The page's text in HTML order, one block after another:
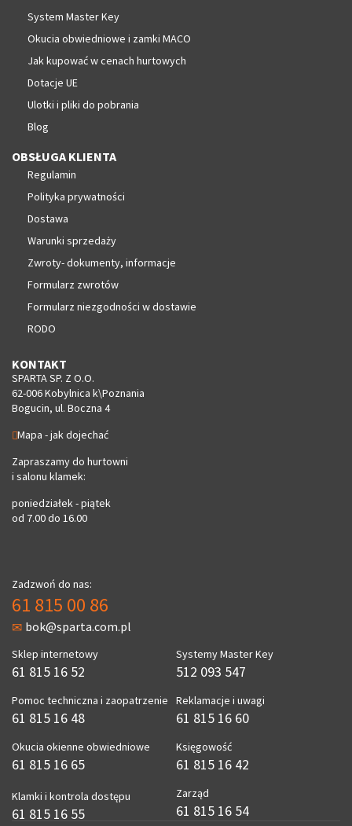
System Master Key
Okucia obwiedniowe i zamki MACO
Jak kupować w cenach hurtowych
Dotacje UE
Ulotki i pliki do pobrania
Blog
OBSŁUGA KLIENTA
Regulamin
Polityka prywatności
Dostawa
Warunki sprzedaży
Zwroty- dokumenty, informacje
Formularz zwrotów
Formularz niezgodności w dostawie
RODO
KONTAKT
SPARTA SP. Z O.O.
62-006 Kobylnica k\Poznania
Bogucin, ul. Boczna 4
Mapa - jak dojechać
Zapraszamy do hurtowni
i salonu klamek:
poniedziałek - piątek
od 7.00 do 16.00
Zadzwoń do nas:
61 815 00 86
bok@sparta.com.pl
Sklep internetowy
61 815 16 52
Pomoc techniczna i zaopatrzenie
61 815 16 48
Okucia okienne obwiedniowe
61 815 16 65
Klamki i kontrola dostępu
61 815 16 55
Systemy Master Key
512 093 547
Reklamacje i uwagi
61 815 16 60
Księgowość
61 815 16 42
Zarząd
61 815 16 54